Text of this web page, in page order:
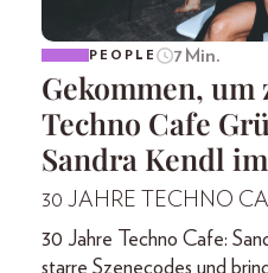
PEOPLE 7 Min.
Gekommen, um
Techno Cafe
Sandra Kendl
30 JAHRE TECHNO
30 Jahre Techno Cafe:
starre Szenecodes und